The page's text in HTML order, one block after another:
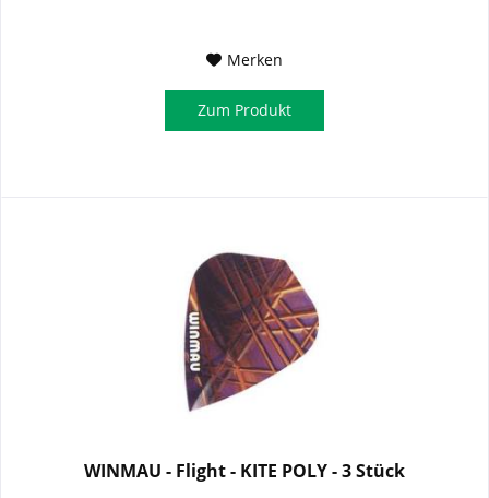
Merken
Zum Produkt
WINMAU - Flight - KITE POLY - 3 Stück